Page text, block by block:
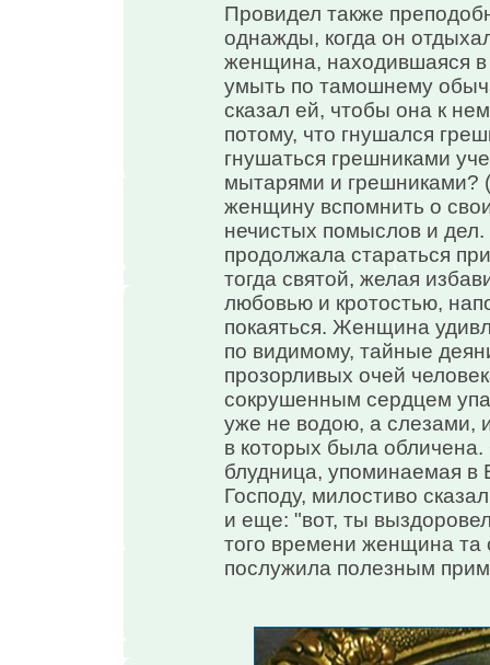
Провидел также
однажды, когда он
женщина, находившаяся в
умыть по тамошнему
сказал ей, чтобы она к
потому, что гнушался
гнушаться грешниками
мытарями и грешниками?
женщину вспомнить о
нечистых помыслов и
продолжала стараться
тогда святой, желая
любовью и кротостью,
покаяться. Женщина
по видимому, тайные
прозорливых очей
сокрушенным сердцем
уже не водою, а слезами,
в которых была обличена.
блудница, упоминаемая в
Господу, милостиво
и еще: "вот, ты
того времени женщина та
послужила полезным